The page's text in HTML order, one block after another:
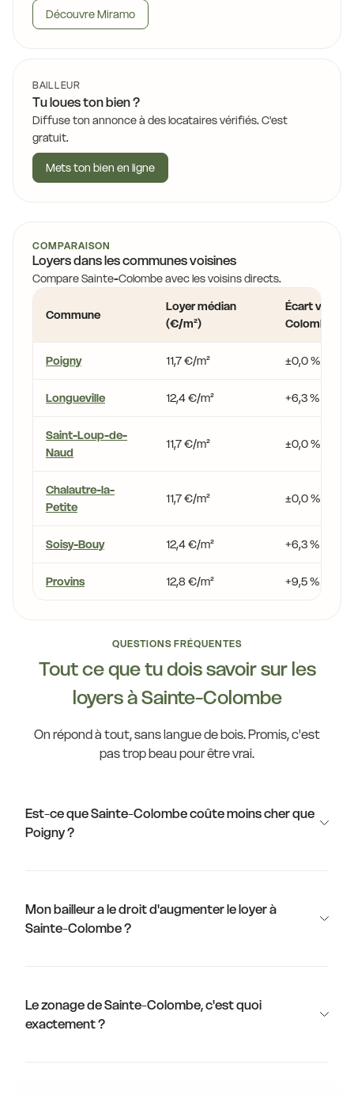
Découvre Miramo
BAILLEUR
Tu loues ton bien ?
Diffuse ton annonce à des locataires vérifiés. C'est
gratuit.
Mets ton bien en ligne
COMPARAISON
Loyers dans les communes voisines
Compare Sainte-Colombe avec les voisins directs.
Commune
Loyer médian
(€/m²)
Écart vs
Colombe
Poigny 11,7 €/m² ±0,0 %
Longueville 12,4 €/m² +6,3 %
Saint-Loup-de-
Naud
11,7 €/m² ±0,0 %
Chalautre-la-
Petite
11,7 €/m² ±0,0 %
Soisy-Bouy 12,4 €/m² +6,3 %
Provins 12,8 €/m² +9,5 %
QUESTIONS FRÉQUENTES
Tout ce que tu dois savoir sur les
loyers à Sainte-Colombe
On répond à tout, sans langue de bois. Promis, c'est
pas trop beau pour être vrai.
Est-ce que Sainte-Colombe coûte moins cher que
Poigny ?
Mon bailleur a le droit d'augmenter le loyer à
Sainte-Colombe ?
Le zonage de Sainte-Colombe, c'est quoi
exactement ?